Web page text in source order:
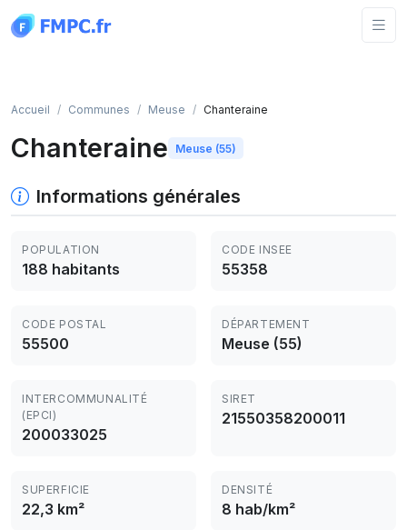
Accueil Communes Meuse Chanteraine
Chanteraine Meuse (55)
Informations générales
POPULATION
188 habitants
CODE INSEE
55358
CODE POSTAL
55500
DÉPARTEMENT
Meuse (55)
INTERCOMMUNALITÉ
(EPCI)
200033025
SIRET
21550358200011
SUPERFICIE
22,3 km²
DENSITÉ
8 hab/km²
Panneau de gestion des cookies